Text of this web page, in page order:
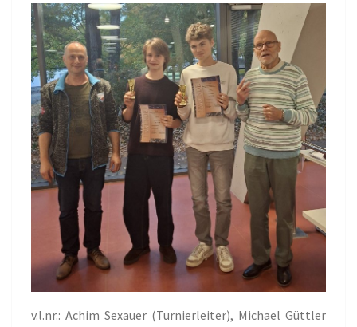
v.l.nr.: Achim Sexauer (Turnierleiter), Michael Güttler